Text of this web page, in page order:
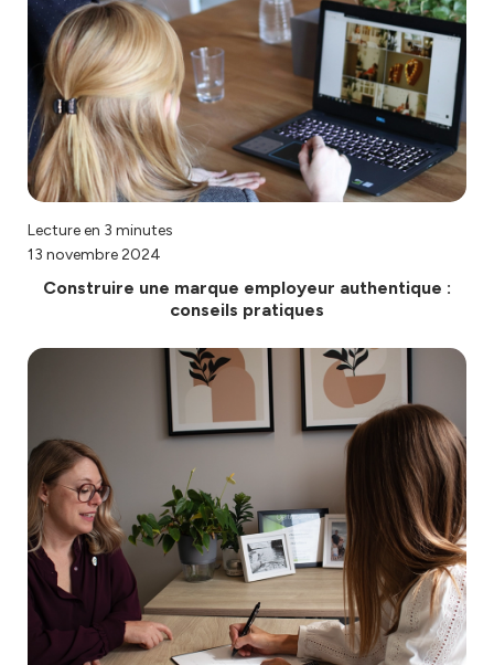
Lecture en 3 minutes
13 novembre 2024
Construire une marque employeur authentique :
conseils pratiques